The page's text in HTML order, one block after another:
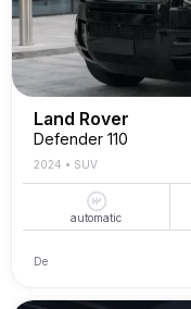
Land Rover
Defender 110
2024 • SUV
automatic
De